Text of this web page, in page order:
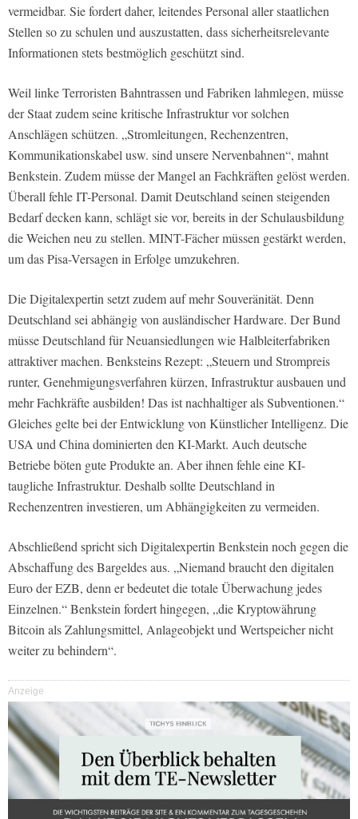
vermeidbar. Sie fordert daher, leitendes Personal aller staatlichen
Stellen so zu schulen und auszustatten, dass sicherheitsrelevante
Informationen stets bestmöglich geschützt sind.
Weil linke Terroristen Bahntrassen und Fabriken lahmlegen, müsse
der Staat zudem seine kritische Infrastruktur vor solchen
Anschlägen schützen. „Stromleitungen, Rechenzentren,
Kommunikationskabel usw. sind unsere Nervenbahnen“, mahnt
Benkstein. Zudem müsse der Mangel an Fachkräften gelöst werden.
Überall fehle IT-Personal. Damit Deutschland seinen steigenden
Bedarf decken kann, schlägt sie vor, bereits in der Schulausbildung
die Weichen neu zu stellen. MINT-Fächer müssen gestärkt werden,
um das Pisa-Versagen in Erfolge umzukehren.
Die Digitalexpertin setzt zudem auf mehr Souveränität. Denn
Deutschland sei abhängig von ausländischer Hardware. Der Bund
müsse Deutschland für Neuansiedlungen wie Halbleiterfabriken
attraktiver machen. Benksteins Rezept: „Steuern und Strompreis
runter, Genehmigungsverfahren kürzen, Infrastruktur ausbauen und
mehr Fachkräfte ausbilden! Das ist nachhaltiger als Subventionen.“
Gleiches gelte bei der Entwicklung von Künstlicher Intelligenz. Die
USA und China dominierten den KI-Markt. Auch deutsche
Betriebe böten gute Produkte an. Aber ihnen fehle eine KI-
taugliche Infrastruktur. Deshalb sollte Deutschland in
Rechenzentren investieren, um Abhängigkeiten zu vermeiden.
Abschließend spricht sich Digitalexpertin Benkstein noch gegen die
Abschaffung des Bargeldes aus. „Niemand braucht den digitalen
Euro der EZB, denn er bedeutet die totale Überwachung jedes
Einzelnen.“ Benkstein fordert hingegen, „die Kryptowährung
Bitcoin als Zahlungsmittel, Anlageobjekt und Wertspeicher nicht
weiter zu behindern“.
Anzeige